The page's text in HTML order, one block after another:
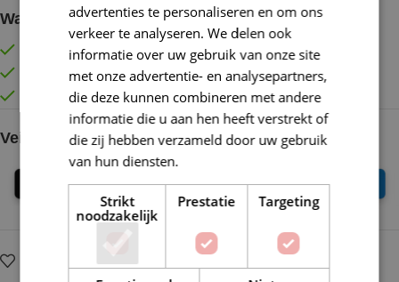
Waarom kopen bij de Wolkast?
Lage verzendkosten vanaf € 4,99 binnen NL
Gratis verzonden vanaf €55,-
Vóór 16:30 besteld = Zelfde (werk)dag verzonden
Veilig online betalen
Op verlanglijstje
advertenties te personaliseren en om ons
verkeer te analyseren. We delen ook
informatie over uw gebruik van onze site
met onze advertentie- en analysepartners,
die deze kunnen combineren met andere
informatie die u aan hen heeft verstrekt of
die zij hebben verzameld door uw gebruik
van hun diensten.
Strikt
noodzakelijk
Prestatie Targeting